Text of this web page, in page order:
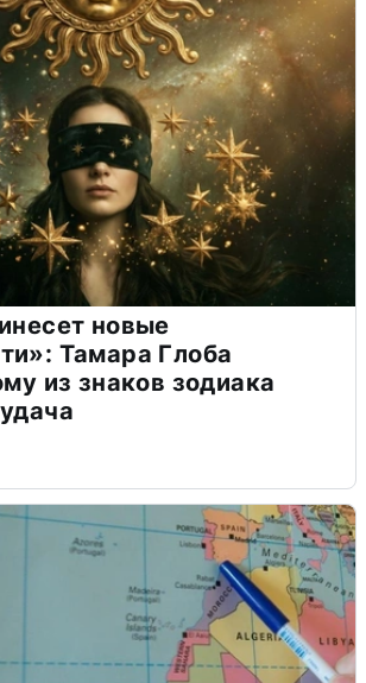
новые
Тамара Глоба
из знаков зодиака